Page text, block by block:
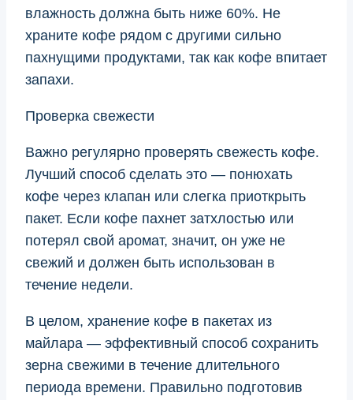
влажность должна быть ниже 60%. Не
храните кофе рядом с другими сильно
пахнущими продуктами, так как кофе впитает
запахи.
Проверка свежести
Важно регулярно проверять свежесть кофе.
Лучший способ сделать это — понюхать
кофе через клапан или слегка приоткрыть
пакет. Если кофе пахнет затхлостью или
потерял свой аромат, значит, он уже не
свежий и должен быть использован в
течение недели.
В целом, хранение кофе в пакетах из
майлара — эффективный способ сохранить
зерна свежими в течение длительного
периода времени. Правильно подготовив